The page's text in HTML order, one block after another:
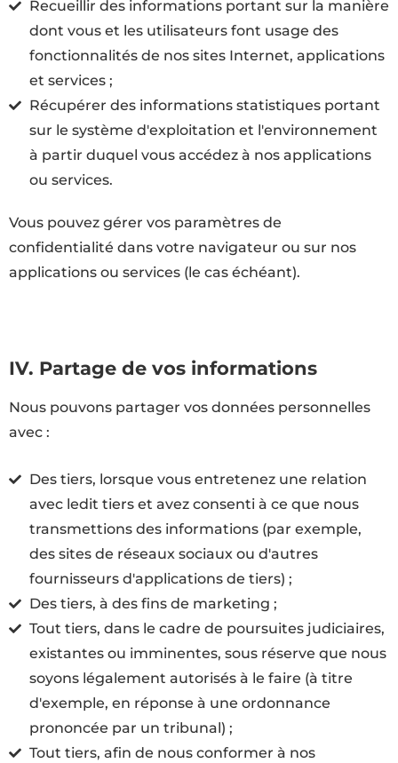
Recueillir des informations portant sur la manière
dont vous et les utilisateurs font usage des
fonctionnalités de nos sites Internet, applications
et services ;
Récupérer des informations statistiques portant
sur le système d'exploitation et l'environnement
à partir duquel vous accédez à nos applications
ou services.
Vous pouvez gérer vos paramètres de
confidentialité dans votre navigateur ou sur nos
applications ou services (le cas échéant).
IV. Partage de vos informations
Nous pouvons partager vos données personnelles
avec :
Des tiers, lorsque vous entretenez une relation
avec ledit tiers et avez consenti à ce que nous
transmettions des informations (par exemple,
des sites de réseaux sociaux ou d'autres
fournisseurs d'applications de tiers) ;
Des tiers, à des fins de marketing ;
Tout tiers, dans le cadre de poursuites judiciaires,
existantes ou imminentes, sous réserve que nous
soyons légalement autorisés à le faire (à titre
d'exemple, en réponse à une ordonnance
prononcée par un tribunal) ;
Tout tiers, afin de nous conformer à nos